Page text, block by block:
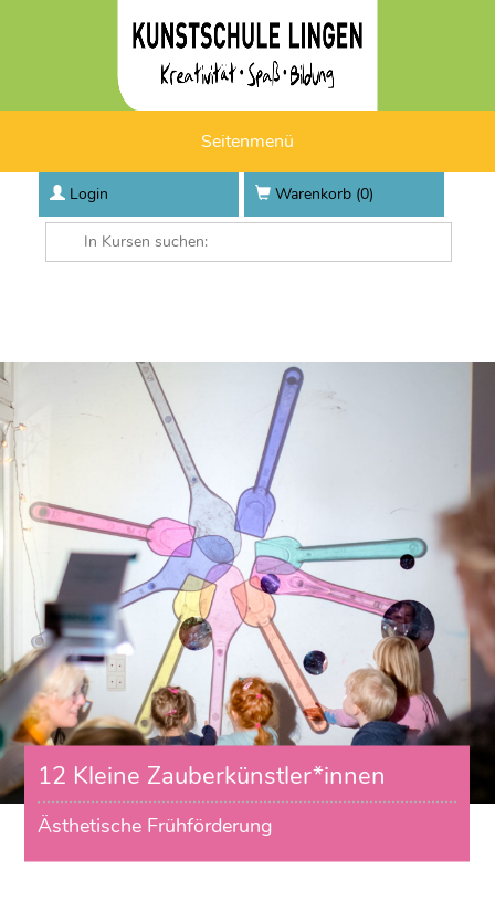
Seitenmenü
Login Warenkorb (0)
12 Kleine Zauberkünstler*innen
Ästhetische Frühförderung